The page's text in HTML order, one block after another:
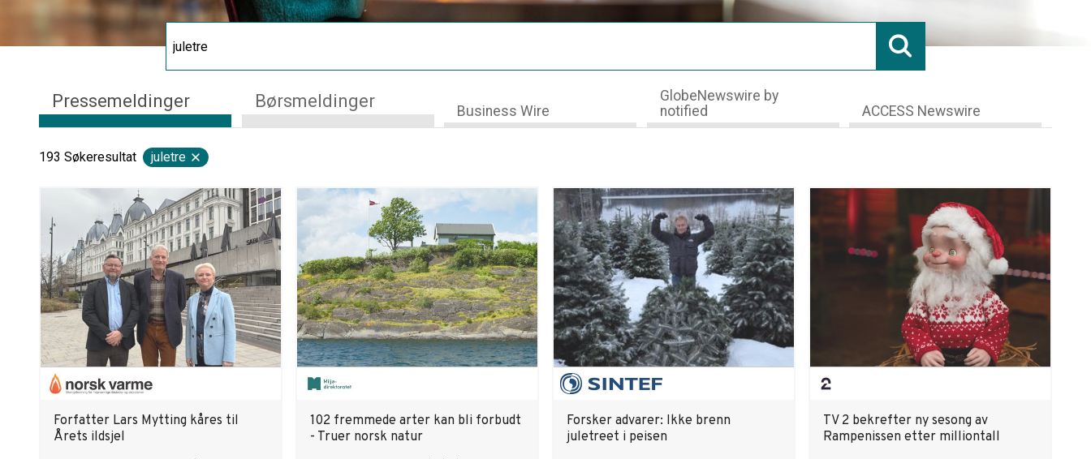
Pressemeldinger Børsmeldinger Business Wire
GlobeNewswire by
notified
ACCESS Newswire
193 Søkeresultat juletre
Forfatter Lars Mytting kåres til
Årets ildsjel
102 fremmede arter kan bli forbudt
- Truer norsk natur
Forsker advarer: Ikke brenn
juletreet i peisen
TV 2 bekrefter ny sesong av
Rampenissen etter milliontall